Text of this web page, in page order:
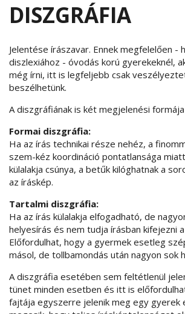
DISZGRÁFIA
Jelentése írászavar. Ennek megfelelően -
diszlexiához - óvodás korú gyerekeknél,
még írni, itt is legfeljebb csak
beszélhetünk.
A diszgráfiának is két megjelenési
Formai diszgráfia:
Ha az írás technikai része nehéz, a
szem-kéz koordináció pontatlansága
külalakja csúnya, a betűk kilóghatnak a
az íráskép.
Tartalmi diszgráfia:
Ha az írás külalakja elfogadható, de
helyesírás és nem tudja írásban kifejezni
Előfordulhat, hogy a gyermek esetleg
másol, de tollbamondás után nagyon sok
A diszgráfia esetében sem feltétlenül
tünet minden esetben és itt is
fajtája egyszerre jelenik meg egy gyerek